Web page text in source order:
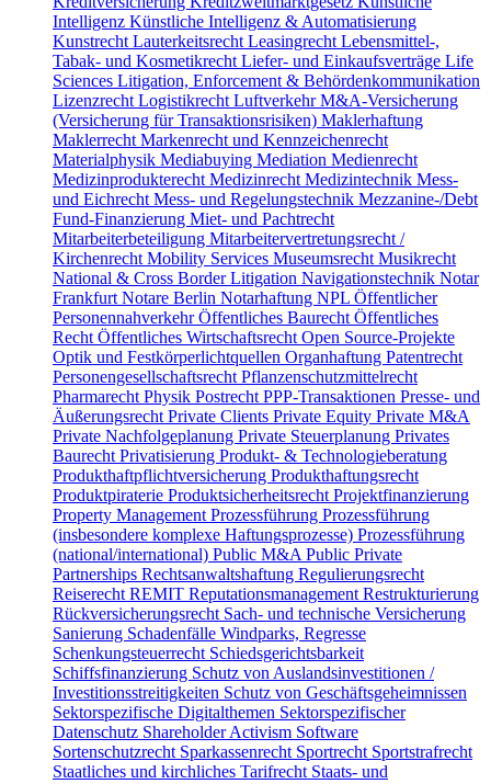
Intelligenz Künstliche Intelligenz & Automatisierung
Kunstrecht Lauterkeitsrecht Leasingrecht Lebensmittel-,
Tabak- und Kosmetikrecht Liefer- und Einkaufsverträge Life
Sciences Litigation, Enforcement & Behördenkommunikation
Lizenzrecht Logistikrecht LuftverkehrM&A-Versicherung
(Versicherung für Transaktionsrisiken) Maklerhaftung
Maklerrecht Markenrecht und Kennzeichenrecht
Materialphysik Mediabuying Mediation Medienrecht
Medizinprodukterecht Medizinrecht Medizintechnik Mess-
und Eichrecht Mess- und Regelungstechnik Mezzanine-/Debt
Fund-Finanzierung Miet- und Pachtrecht
Mitarbeiterbeteiligung Mitarbeitervertretungsrecht /
Kirchenrecht Mobility Services Museumsrecht Musikrecht
National & Cross Border Litigation Navigationstechnik Notar
Frankfurt Notare Berlin Notarhaftung NPL Öffentlicher
PersonennahverkehrÖffentliches Baurecht Öffentliches
Recht Öffentliches Wirtschaftsrecht Open Source-Projekte
Optik und Festkörperlichtquellen Organhaftung Patentrecht
Personengesellschaftsrecht Pflanzenschutzmittelrecht
Pharmarecht Physik Postrecht PPP-Transaktionen Presse- und
Äußerungsrecht Private Clients Private Equity Private M&A
Private Nachfolgeplanung Private Steuerplanung Privates
Baurecht Privatisierung Produkt- & Technologieberatung
Produkthaftpflichtversicherung Produkthaftungsrecht
Produktpiraterie Produktsicherheitsrecht Projektfinanzierung
Property Management Prozessführung Prozessführung
(insbesondere komplexe Haftungsprozesse) Prozessführung
(national/international) Public M&A Public Private
Partnerships Rechtsanwaltshaftung Regulierungsrecht
Reiserecht REMIT Reputationsmanagement Restrukturierung
Rückversicherungsrecht Sach- und technische Versicherung
Sanierung Schadenfälle Windparks, Regresse
Schenkungsteuerrecht Schiedsgerichtsbarkeit
Schiffsfinanzierung Schutz von Auslandsinvestitionen /
Investitionsstreitigkeiten Schutz von Geschäftsgeheimnissen
Sektorspezifische Digitalthemen Sektorspezifischer
Datenschutz Shareholder Activism Software
Sortenschutzrecht Sparkassenrecht Sportrecht Sportstrafrecht
Staatliches und kirchliches Tarifrecht Staats- und